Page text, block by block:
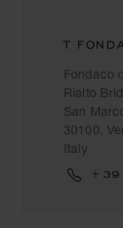
T
Fondaco
Rialto
San
30100,
Italy